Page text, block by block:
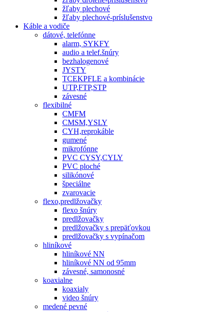
žľaby plechové
žľaby plechové-príslušenstvo
Káble a vodiče
dátové, telefónne
alarm, SYKFY
audio a telef.šnúry
bezhalogenové
JYSTY
TCEKPFLE a kombinácie
UTP,FTP,STP
závesné
flexibilné
CMFM
CMSM,YSLY
CYH,reprokáble
gumené
mikrofónne
PVC CYSY,CYLY
PVC ploché
silikónové
špeciálne
zvarovacie
flexo,predlžovačky
flexo šnúry
predlžovačky
predlžovačky s prepäťovkou
predlžovačky s vypínačom
hliníkové
hliníkové NN
hliníkové NN od 95mm
závesné, samonosné
koaxialne
koaxialy
video šnúry
medené pevné